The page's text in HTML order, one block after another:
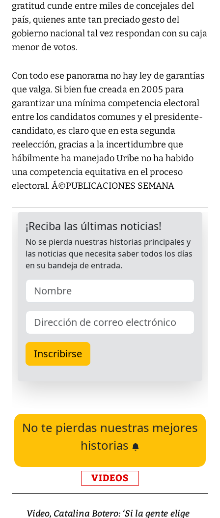
gratitud cunde entre miles de concejales del
país, quienes ante tan preciado gesto del
gobierno nacional tal vez respondan con su caja
menor de votos.
Con todo ese panorama no hay ley de garantías
que valga. Si bien fue creada en 2005 para
garantizar una mínima competencia electoral
entre los candidatos comunes y el presidente-
candidato, es claro que en esta segunda
reelección, gracias a la incertidumbre que
hábilmente ha manejado Uribe no ha habido
una competencia equitativa en el proceso
electoral. Á©PUBLICACIONES SEMANA
No te pierdas nuestras mejores
historias
VIDEOS
Video, Catalina Botero: ‘Si la gente elige